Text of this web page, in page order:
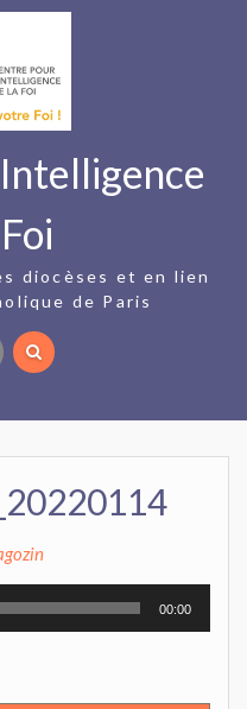
diocèses et en lien
de Paris
00:00